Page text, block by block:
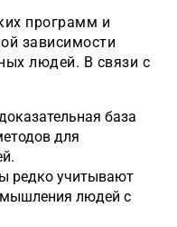
программ и
зависимости
людей. В связи с
база
для
редко учитывают
мышления людей с